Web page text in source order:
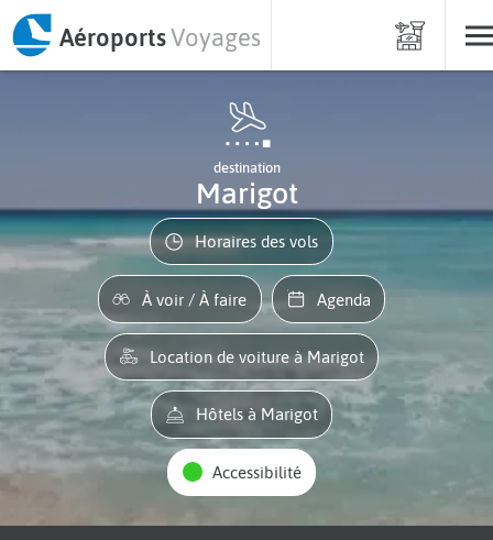
AéroportsVoyages
destination
Marigot
Horaires des vols
À voir / À faire Agenda
Location de voiture à Marigot
Hôtels à Marigot
Accessibilité